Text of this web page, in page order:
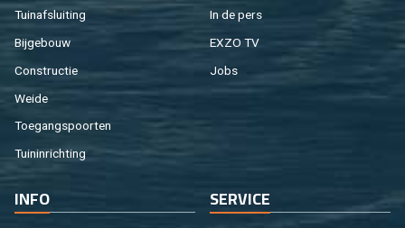
Tuin­af­slui­ting
Bij­ge­bouw
Con­struc­tie
Weide
Toe­gangs­poor­ten
Tuin­in­rich­ting
In de pers
EXZO TV
Jobs
INFO SER­VI­CE